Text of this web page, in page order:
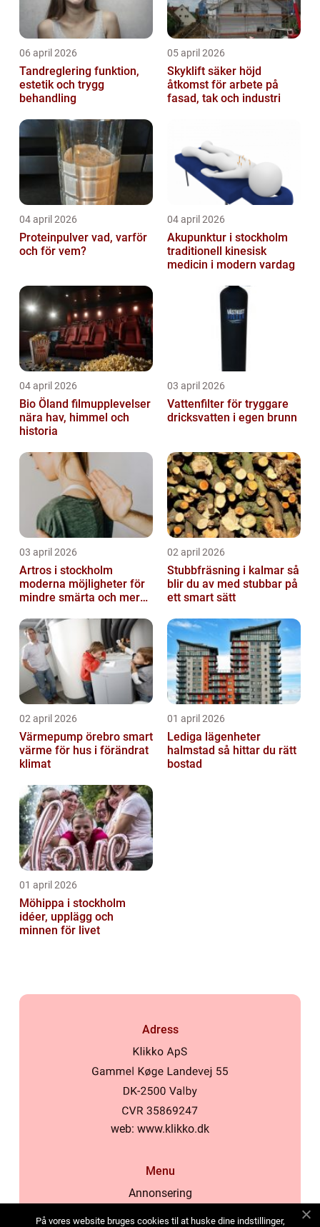
06 april 2026
Tandreglering funktion,
estetik och trygg
behandling
05 april 2026
Skyklift säker höjd
åtkomst för arbete på
fasad, tak och industri
04 april 2026
Proteinpulver vad, varför
och för vem?
04 april 2026
Akupunktur i stockholm
traditionell kinesisk
medicin i modern vardag
04 april 2026
Bio Öland filmupplevelser
nära hav, himmel och
historia
03 april 2026
Vattenfilter för tryggare
dricksvatten i egen brunn
03 april 2026
Artros i stockholm
moderna möjligheter för
mindre smärta och mer
02 april 2026
Stubbfräsning i kalmar så
blir du av med stubbar på
ett smart sätt
02 april 2026
Värmepump örebro smart
värme för hus i förändrat
klimat
01 april 2026
Lediga lägenheter
halmstad så hittar du rätt
bostad
01 april 2026
Möhippa i stockholm
idéer, upplägg och
minnen för livet
Adress
web: www.klikko.dk
Menu
Annonsering
På vores website bruges cookies til at huske dine indstillinger,